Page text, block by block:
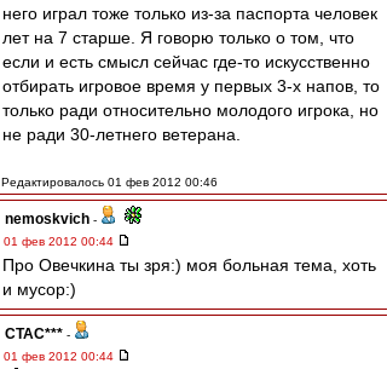
него играл тоже только из-за паспорта человек
лет на 7 старше. Я говорю только о том, что
если и есть смысл сейчас где-то искусственно
отбирать игровое время у первых 3-х напов, то
только ради относительно молодого игрока, но
не ради 30-летнего ветерана.
Редактировалось 01 фев 2012 00:46
nemoskvich -
01 фев 2012 00:44
Про Овечкина ты зря:) моя больная тема, хоть
и мусор:)
CTAC*** -
01 фев 2012 00:44